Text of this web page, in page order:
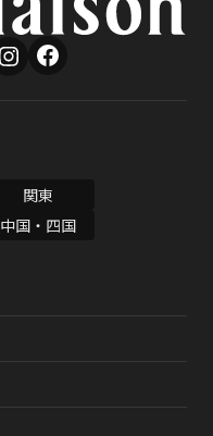
関東
中国・四国